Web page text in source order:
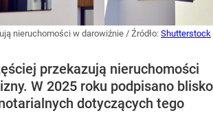
nieruchomości w darowiźnie / Źródło: Shutterstock
przekazują nieruchomości
W 2025 roku podpisano blisko
dotyczących tego